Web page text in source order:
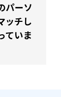
パーソ
ッチし
ていま